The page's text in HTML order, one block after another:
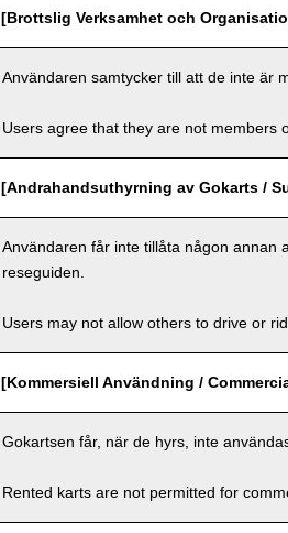
[Brottslig Verksamhet och
Användaren samtycker till att de inte är
Users agree that they are not members
[Andrahandsuthyrning av Gokarts /
Användaren får inte tillåta någon annan
reseguiden.
Users may not allow others to drive or
[Kommersiell Användning /
Gokartsen får, när de hyrs, inte
Rented karts are not permitted for